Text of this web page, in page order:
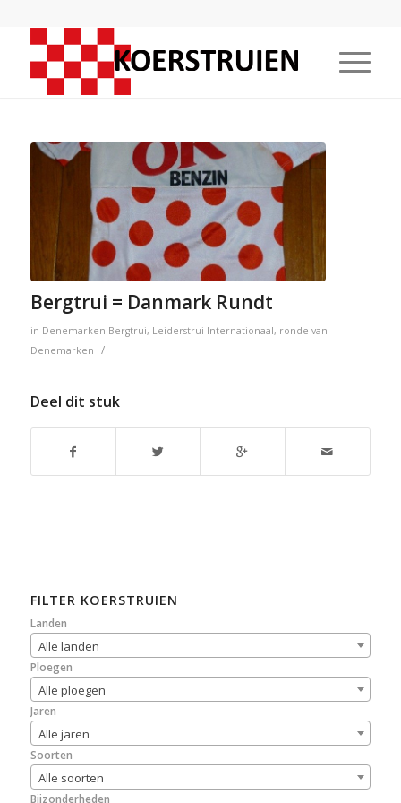
Bergtrui = Danmark Rundt
in Denemarken Bergtrui, Leiderstrui Internationaal, ronde van
Denemarken
/
Deel dit stuk
FILTER KOERSTRUIEN
Landen
Alle landen
Ploegen
Alle ploegen
Jaren
Alle jaren
Soorten
Alle soorten
Bijzonderheden